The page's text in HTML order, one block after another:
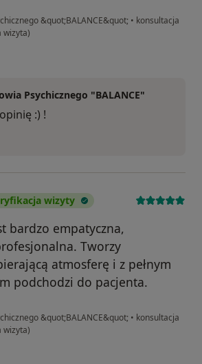
&quot;BALANCE&quot; • konsultacja
wizyta)
Psychicznego "BALANCE"
:) !
wizyty
bardzo empatyczna,
Tworzy
atmosferę i z pełnym
podchodzi do pacjenta.
&quot;BALANCE&quot; • konsultacja
wizyta)